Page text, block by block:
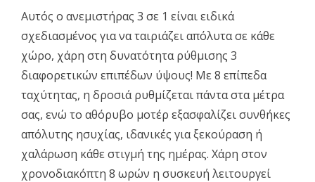
Αυτός ο ανεμιστήρας 3 σε 1 είναι ειδικά
σχεδιασμένος για να ταιριάζει απόλυτα σε κάθε
χώρο, χάρη στη δυνατότητα ρύθμισης 3
διαφορετικών επιπέδων ύψους! Με 8 επίπεδα
ταχύτητας, η δροσιά ρυθμίζεται πάντα στα μέτρα
σας, ενώ το αθόρυβο μοτέρ εξασφαλίζει συνθήκες
απόλυτης ησυχίας, ιδανικές για ξεκούραση ή
χαλάρωση κάθε στιγμή της ημέρας. Χάρη στον
χρονοδιακόπτη 8 ωρών η συσκευή λειτουργεί